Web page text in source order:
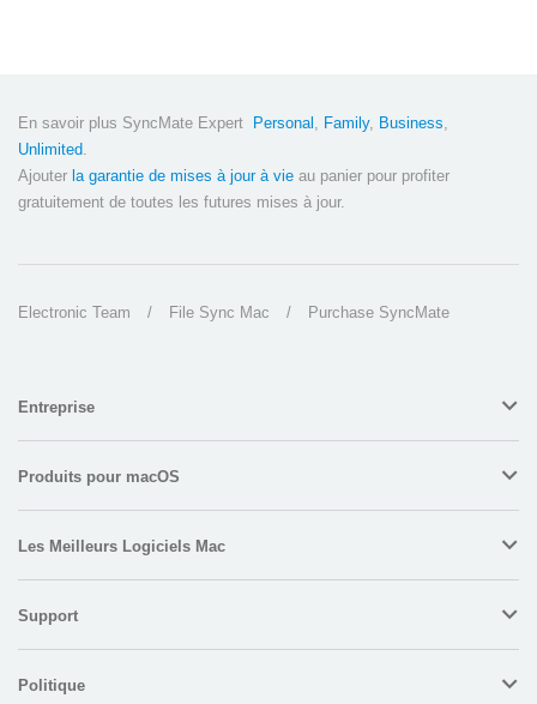
En savoir plus SyncMate Expert Personal , Family, Business,
Unlimited.
Ajouter la garantie de mises à jour à vie au panier pour profiter
gratuitement de toutes les futures mises à jour.
Electronic Team / File Sync Mac / Purchase SyncMate
Entreprise
Produits pour macOS
Les Meilleurs Logiciels Mac
Support
Politique